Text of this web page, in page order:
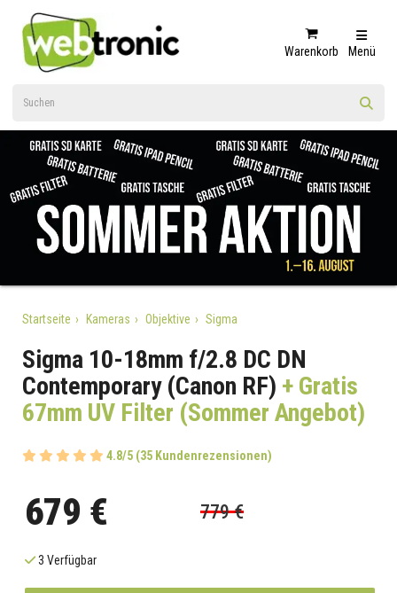
Warenkorb Menü
Startseite Kameras Objektive Sigma
Sigma 10-18mm f/2.8 DC DN
Contemporary (Canon RF) + Gratis
67mm UV Filter (Sommer Angebot)
4.8/5 (35 Kundenrezensionen)
679 € 779 €
3 Verfügbar